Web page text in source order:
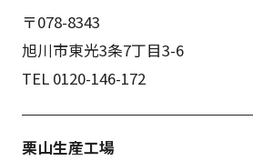
〒078-8343
旭川市東光3条7丁目3-6
TEL 0120-146-172
栗山生産工場